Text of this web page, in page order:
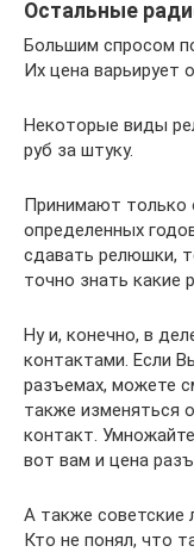
Остальные
Большим спросом
Их цена варьирует
Некоторые виды
руб за штуку.
Принимают только
определенных
сдавать релюшки,
точно знать какие
Ну и, конечно, в
контактами. Если
разъемах, можете
также изменяться
контакт.
вот вам и цена
А также советские
Кто не понял, что